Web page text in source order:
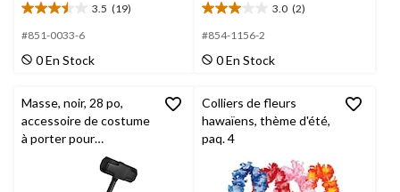
3.5 (19)
3.5
étoile(s)
5.
évaluations
#851-0033-6
0 En Stock
3.0 (2)
3.0
étoile(s)
5.
évaluations
#854-1156-2
0 En Stock
Masse, noir, 28 po,
accessoire de costume
à porter pour
Colliers de fleurs
hawaïens, thème d'été,
paq. 4